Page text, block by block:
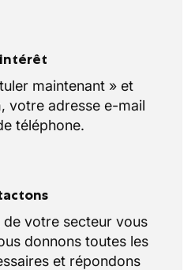
le bon emploi pour le
n'importe quelle
plus ? N'hésitez pas à
220.01.73.
maintenant » et
votre adresse e-mail
téléphone.
votre secteur vous
donnons toutes les
et répondons